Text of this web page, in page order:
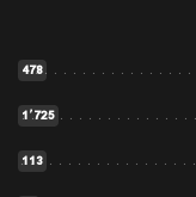
478
1٬725
113